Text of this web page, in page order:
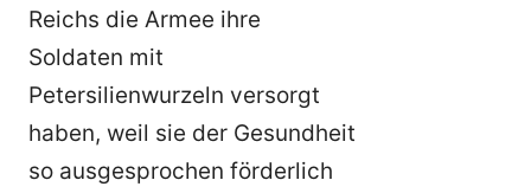
Reichs die Armee ihre
Soldaten mit
Petersilienwurzeln versorgt
haben, weil sie der Gesundheit
so ausgesprochen förderlich